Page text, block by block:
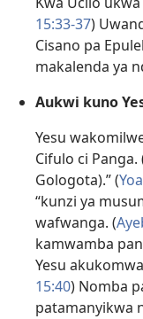
15:33-37)
Cisano pa
makalenda ya
Aukwi kuno
Yesu
Cifulo ci
Gologota).” (
“kunzi ya
wafwanga. (
kamwamba
Yesu
15:40) Nomba
patamanyikwa